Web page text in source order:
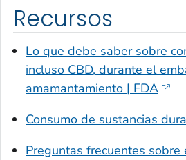
Recursos
Lo que debe saber sobre
incluso CBD, durante el
amamantamiento | FDA
Consumo de sustancias
Preguntas frecuentes sobre